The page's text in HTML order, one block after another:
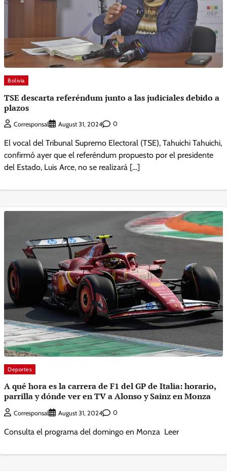
Bolivia
TSE descarta referéndum junto a las judiciales debido a
plazos
Corresponsal August 31, 2024 0
El vocal del Tribunal Supremo Electoral (TSE), Tahuichi Tahuichi,
confirmó ayer que el referéndum propuesto por el presidente
del Estado, Luis Arce, no se realizará […]
Deportes
A qué hora es la carrera de F1 del GP de Italia: horario,
parrilla y dónde ver en TV a Alonso y Sainz en Monza
Corresponsal August 31, 2024 0
Consulta el programa del domingo en Monza Leer